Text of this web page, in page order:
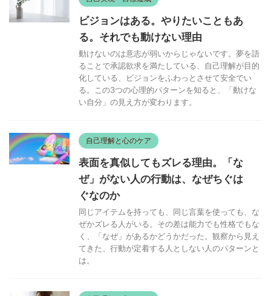
同じアイテムを持っても、同じ言葉を使っても、な
ぜかズレる人がいる。その差は能力でも性格でもな
く、「なぜ」があるかどうかだった。観察から見え
てきた、行動が定着する人としない人のパターンと
は。
自己理解と心のケア
その構造と、来ない人の話
40代の虚無感は「何者かになれない自分への恐怖」
から来ています。アイデンティティクライシスの構
造と、来やすい人・来にくい人の違いを、毒親育
ち・HSS型HSP・フリーランスの視点から整理しま
した。
自己理解と心のケア
「自分らしく生きると、孤独にな
自分らしくいるほど、なんとなく人が離れていく気